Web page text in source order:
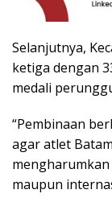
Selanjutnya,
ketiga dengan
medali
“Pembinaan
agar atlet
maupun